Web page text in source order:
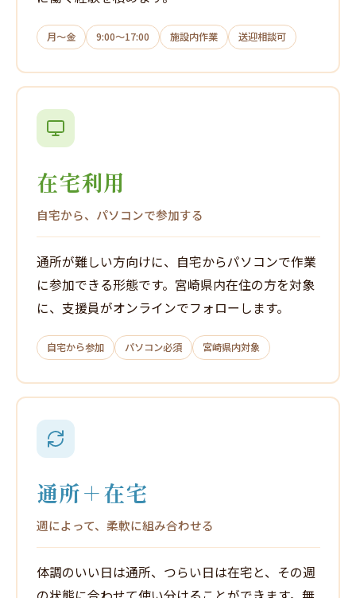
月〜金 9:00〜17:00 施設内作業 送迎相談可
在宅利用
自宅から、パソコンで参加する
通所が難しい方向けに、自宅からパソコンで作業
に参加できる形態です。宮崎県内在住の方を対象
に、支援員がオンラインでフォローします。
自宅から参加 パソコン必須 宮崎県内対象
通所＋在宅
週によって、柔軟に組み合わせる
体調のいい日は通所、つらい日は在宅と、その週